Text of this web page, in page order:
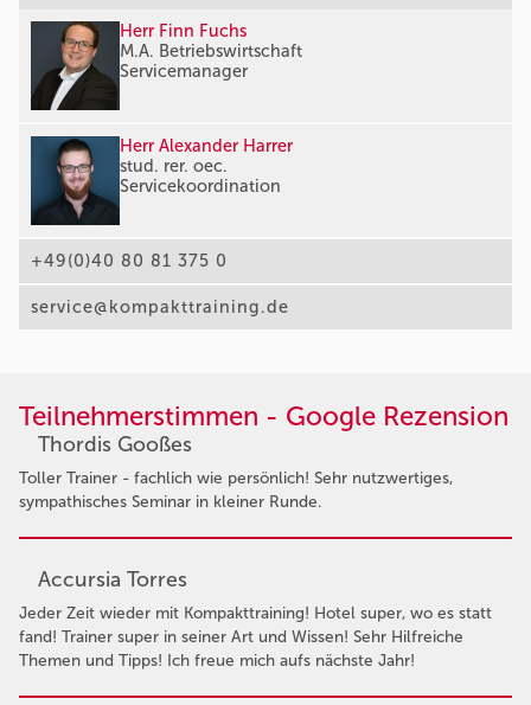
Herr Finn Fuchs
M.A. Betriebswirtschaft
Servicemanager
Herr Alexander Harrer
stud. rer. oec.
Servicekoordination
+49(0)40 80 81 375 0
service@kompakttraining.de
Teilnehmerstimmen - Google Rezension
Thordis Gooßes
Toller Trainer - fachlich wie persönlich! Sehr nutzwertiges,
sympathisches Seminar in kleiner Runde.
Accursia Torres
Jeder Zeit wieder mit Kompakttraining! Hotel super, wo es statt
fand! Trainer super in seiner Art und Wissen! Sehr Hilfreiche
Themen und Tipps! Ich freue mich aufs nächste Jahr!